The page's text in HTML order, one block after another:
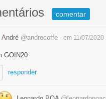
comentar
André @andrecoffe - em 11/07/2020
GOIN20
responder